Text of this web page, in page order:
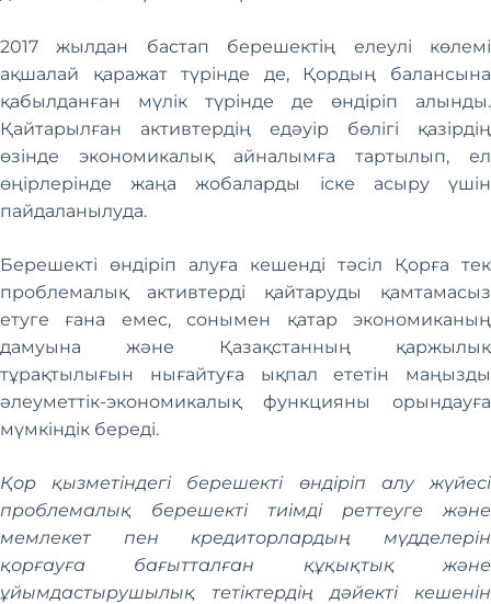
2017 жылдан бастап берешектің елеулі көлемі
ақшалай қаражат түрінде де, Қордың балансына
қабылданған мүлік түрінде де өндіріп алынды.
Қайтарылған активтердің едәуір бөлігі қазірдің
өзінде экономикалық айналымға тартылып, ел
өңірлерінде жаңа жобаларды іске асыру үшін
пайдаланылуда.
Берешекті өндіріп алуға кешенді тәсіл Қорға тек
проблемалық активтерді қайтаруды қамтамасыз
етуге ғана емес, сонымен қатар экономиканың
дамуына және Қазақстанның қаржылық
тұрақтылығын нығайтуға ықпал ететін маңызды
әлеуметтік-экономикалық функцияны орындауға
мүмкіндік береді.
Қор қызметіндегі берешекті өндіріп алу жүйесі
проблемалық берешекті тиімді реттеуге және
мемлекет пен кредиторлардың мүдделерін
қорғауға бағытталған құқықтық және
ұйымдастырушылық тетіктердің дәйекті кешенін